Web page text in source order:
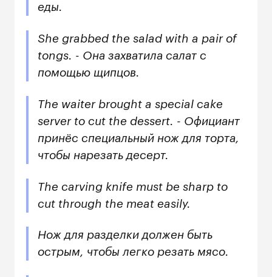
еды.
She grabbed the salad with a pair of
tongs. - Она захватила салат с
помощью щипцов.
The waiter brought a special cake
server to cut the dessert. - Официант
принёс специальный нож для торта,
чтобы нарезать десерт.
The carving knife must be sharp to
cut through the meat easily.
Нож для разделки должен быть
острым, чтобы легко резать мясо.